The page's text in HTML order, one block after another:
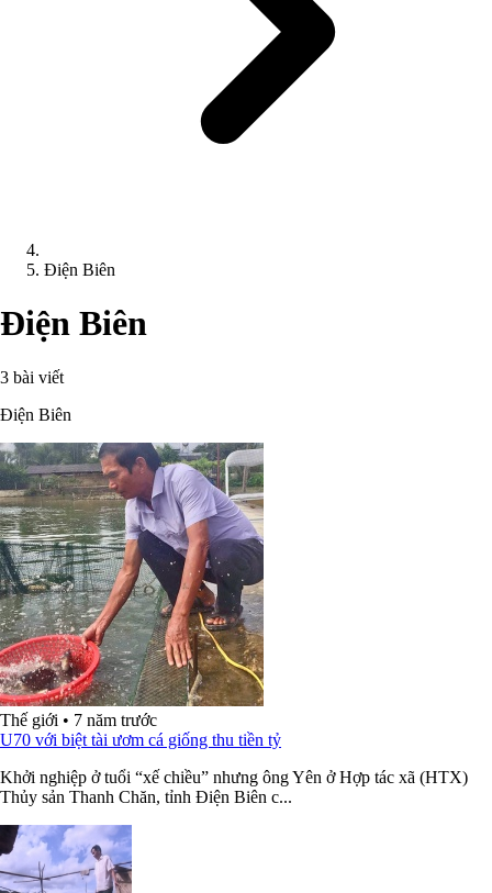
Điện Biên
Điện Biên
3 bài viết
Điện Biên
Thế giới • 7 năm trước
U70 với biệt tài ươm cá giống thu tiền tỷ
Khởi nghiệp ở tuổi “xế chiều” nhưng ông Yên ở Hợp tác xã (HTX)
Thủy sản Thanh Chăn, tỉnh Điện Biên c...